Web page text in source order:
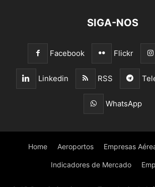
SIGA-NOS
Facebook Flickr
Linkedin RSS
WhatsApp
Home Aeroportos Empresas
Indicadores de Mercado